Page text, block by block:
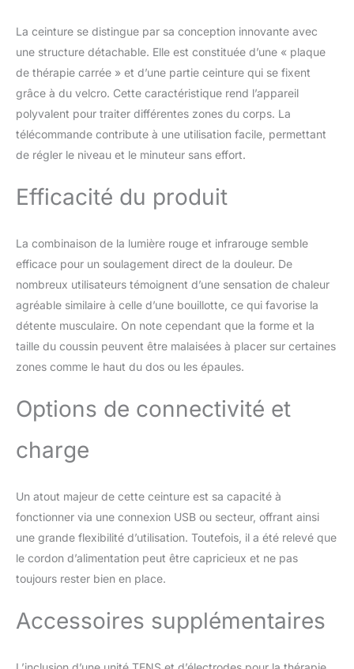
pour la santé avec deux
paramètres LED de
thérapie infrarouge : la
lumière rouge de 660 nm
(visible) pénètre dans la
peau environ 6 mm et
peut aider à promouvoir
et améliorer les
lumière infrarouge
proche de 850 nm
peau environ 5 à 10 mm,
peut aider à atteindre les
tissus plus profonds et
aide à la relaxation
musculaire. Design
confortable et mains
libres : la ceinture de
thérapie par lumière
rouge s'adapte
vous vous asseyez,
allongez ou marchez,
Fonction massage et
pulsation : pour une
réduction
supplémentaire de la
douleur et une guérison
plus rapide. Il suffit de
vos parties douloureuses
du corps et d'ajuster la
La ceinture se distingue par sa conception innovante avec
une structure détachable. Elle est constituée d’une « plaque
de thérapie carrée » et d’une partie ceinture qui se fixent
grâce à du velcro. Cette caractéristique rend l’appareil
polyvalent pour traiter différentes zones du corps. La
télécommande contribute à une utilisation facile, permettant
de régler le niveau et le minuteur sans effort.
Efficacité du produit
La combinaison de la lumière rouge et infrarouge semble
efficace pour un soulagement direct de la douleur. De
nombreux utilisateurs témoignent d’une sensation de chaleur
agréable similaire à celle d’une bouillotte, ce qui favorise la
détente musculaire. On note cependant que la forme et la
taille du coussin peuvent être malaisées à placer sur certaines
zones comme le haut du dos ou les épaules.
Options de connectivité et
charge
Un atout majeur de cette ceinture est sa capacité à
fonctionner via une connexion USB ou secteur, offrant ainsi
une grande flexibilité d’utilisation. Toutefois, il a été relevé que
le cordon d’alimentation peut être capricieux et ne pas
toujours rester bien en place.
Accessoires supplémentaires